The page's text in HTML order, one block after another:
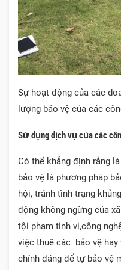
Sự hoạt động của các
lượng bảo vệ của các
Sử dụng dịch vụ của các
Có thể khẳng định rằng
bảo vệ là phương pháp
hội, tránh tình trạng
động không ngừng của
tội phạm tinh vi,công
việc thuê các bảo vệ hay
chính đáng để tự bảo vệ